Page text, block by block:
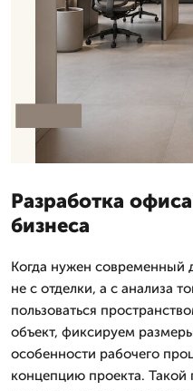
Разработка
бизнеса
Когда нужен современный
не с отделки, а с анализа
пользоваться
объект, фиксируем
особенности рабочего
концепцию проекта. Такой